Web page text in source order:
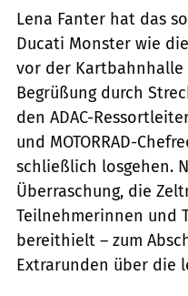
Lena Fanter hat das
Ducati Monster wie
vor der Kartbahnhalle
Begrüßung durch
den ADAC-
und MOTORRAD-
schließlich losgehen.
Überraschung, die
Teilnehmerinnen und
bereithielt – zum
Extrarunden über die